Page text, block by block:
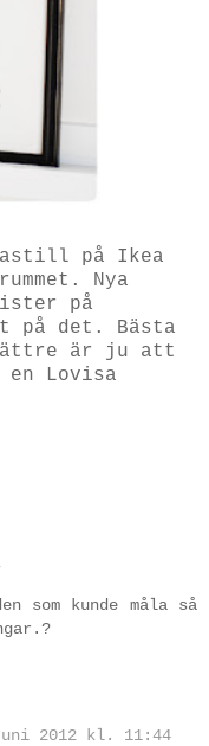
på Ikea
Nya
på
på det. Bästa
är ju att
Lovisa
som kunde måla så
2012 kl. 11:44